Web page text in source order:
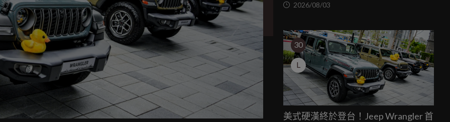
2026/08/03
30
L
美式硬漢終於登台！Jeep Wrangler 首